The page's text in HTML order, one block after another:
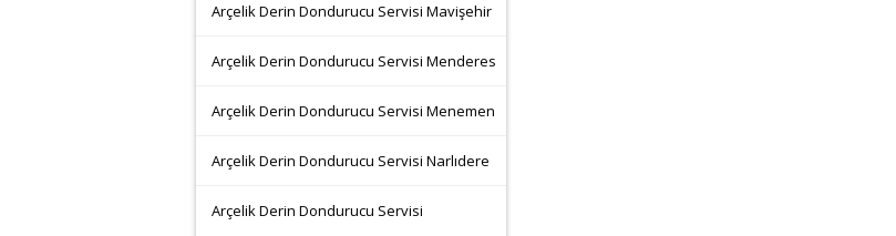
Arçelik Derin Dondurucu Servisi Mavişehir
Arçelik Derin Dondurucu Servisi Menderes
Arçelik Derin Dondurucu Servisi Menemen
Arçelik Derin Dondurucu Servisi Narlıdere
Arçelik Derin Dondurucu Servisi